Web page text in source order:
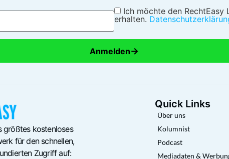
Ich möchte den RechtEasy
erhalten.
Anmelden→
größtes kostenloses
für den schnellen,
Zugriff auf:
Quick Links
Über uns
Kolumnist
Podcast
Mediadaten &